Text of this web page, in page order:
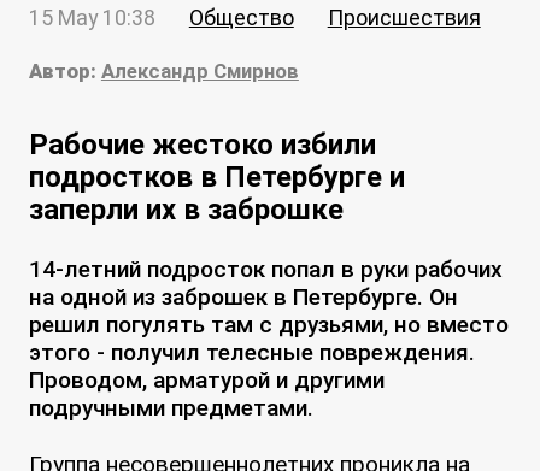
15 May 10:38 Общество Происшествия
Автор: Александр Смирнов
Рабочие жестоко избили
подростков в Петербурге и
заперли их в заброшке
14-летний подросток попал в руки рабочих
на одной из заброшек в Петербурге. Он
решил погулять там с друзьями, но вместо
этого - получил телесные повреждения.
Проводом, арматурой и другими
подручными предметами.
Группа несовершеннолетних проникла на